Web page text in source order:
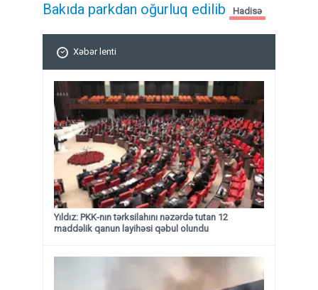
Bakıda parkdan oğurluq edilib Hadisə
Xəbər lenti
Yıldız: PKK-nın tərksilahını nəzərdə tutan 12
maddəlik qanun layihəsi qəbul olundu ​​​​​​​